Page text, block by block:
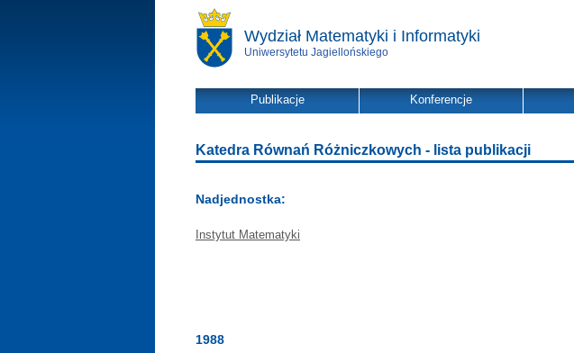
Wydział Matematyki i Informatyki
Uniwersytetu Jagiellońskiego
Publikacje Konferencje
Katedra Równań Różniczkowych - lista publikacji
Nadjednostka:
Instytut Matematyki
1988